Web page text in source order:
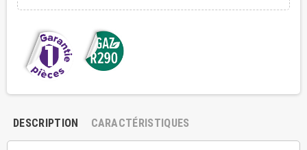
DESCRIPTION CARACTÉRISTIQUES